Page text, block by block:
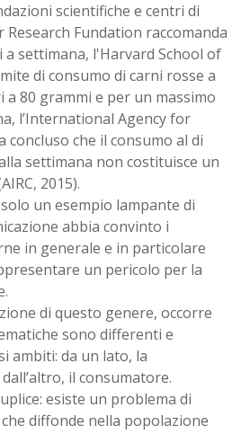
scientifiche e centri di
Research Fundation raccomanda
settimana, l'Harvard School of
di consumo di carni rosse a
80 grammi e per un massimo
l’International Agency for
concluso che il consumo al di
settimana non costituisce un
2015).
un esempio lampante di
abbia convinto i
in generale e in particolare
un pericolo per la
di questo genere, occorre
sono differenti e
ambiti: da un lato, la
il consumatore.
esiste un problema di
diffonde nella popolazione